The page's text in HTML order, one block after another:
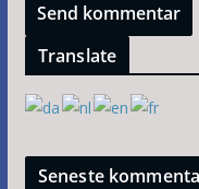
Translate
Seneste